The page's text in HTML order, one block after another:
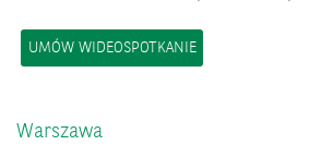
UMÓW WIDEOSPOTKANIE
Warszawa